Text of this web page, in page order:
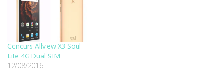
Concurs Allview X3 Soul
Lite 4G Dual-SIM
12/08/2016